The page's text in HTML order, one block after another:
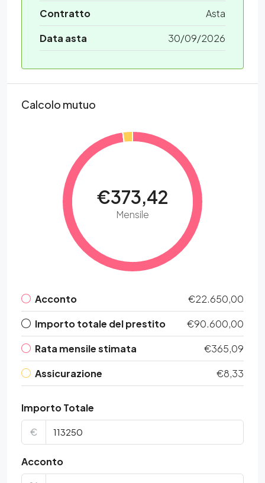
Contratto
Asta
Data asta
30/09/2026
Calcolo mutuo
€373,42
Mensile
Acconto
€22.650,00
Importo totale del prestito
€90.600,00
Rata mensile stimata
€365,09
Assicurazione
€8,33
Importo Totale
€
Acconto